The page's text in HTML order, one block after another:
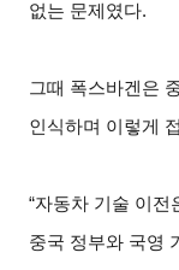
없는 문제였다.
그때 폭스바겐은
인식하며 이렇게
“자동차 기술 이전
중국 정부와 국영